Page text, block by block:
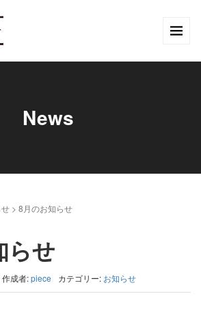
News
> 8月のお知らせ
らせ
作成者:piece カテゴリー: お知らせ